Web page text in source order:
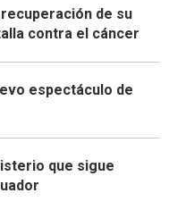
de su
contra el cáncer
espectáculo de
que sigue